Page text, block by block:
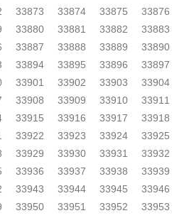
33873 33874 33875
33876
33880 33881 33882
33883
33887 33888 33889
33890
33894 33895 33896
33897
33901 33902 33903
33904
33908 33909 33910
33911
33915 33916 33917
33918
33922 33923 33924
33925
33929 33930 33931
33932
33936 33937 33938
33939
33943 33944 33945
33946
33950 33951 33952
33953